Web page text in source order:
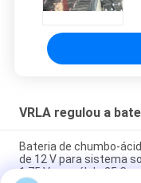
VRLA regulou a
Bateria de chumbo-
de 12 V para sistema
1,75 V por célula 25 C